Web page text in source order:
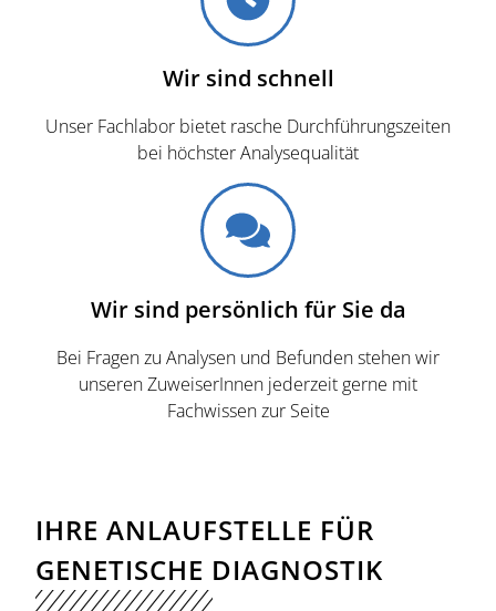
Wir sind schnell
Unser Fachlabor bietet rasche Durchführungszeiten
bei höchster Analysequalität
Wir sind persönlich für Sie da
Bei Fragen zu Analysen und Befunden stehen wir
unseren ZuweiserInnen jederzeit gerne mit
Fachwissen zur Seite
IHRE ANLAUFSTELLE FÜR
GENETISCHE DIAGNOSTIK